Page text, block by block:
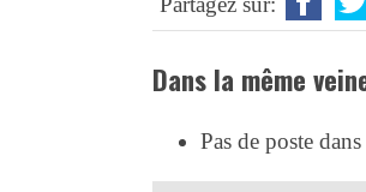
Dans la même
Pas de poste